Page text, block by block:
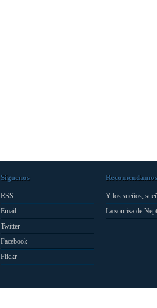
Síguenos
RSS
Email
Twitter
Facebook
Flickr
Recomendamos
Y los sueños,
La sonrisa de